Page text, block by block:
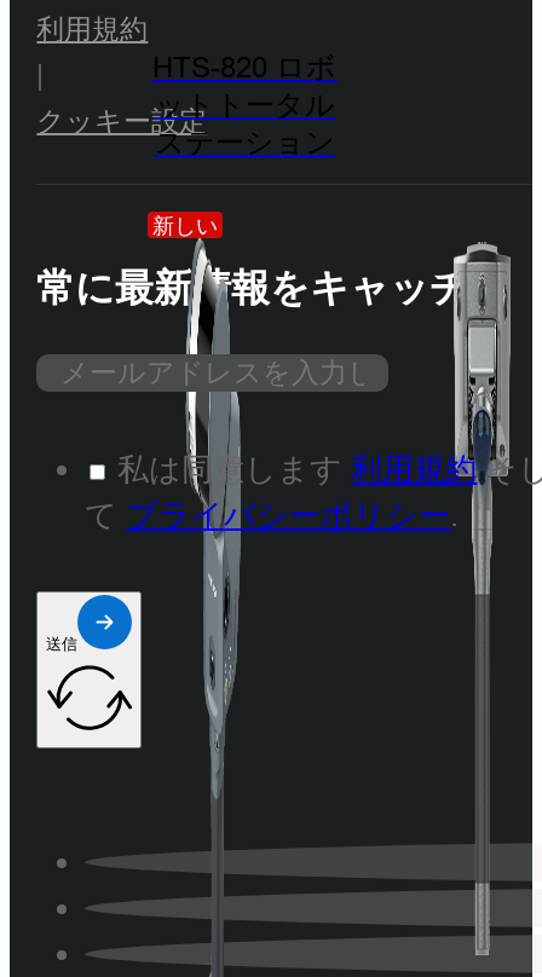
HTS-820 ロボ
ットトータル
ステーション
新しい
利用規約
|
クッキー設定
常に最新情報をキャッチ
私は同意します利用規約そ
て プライバシーポリシー.
送信